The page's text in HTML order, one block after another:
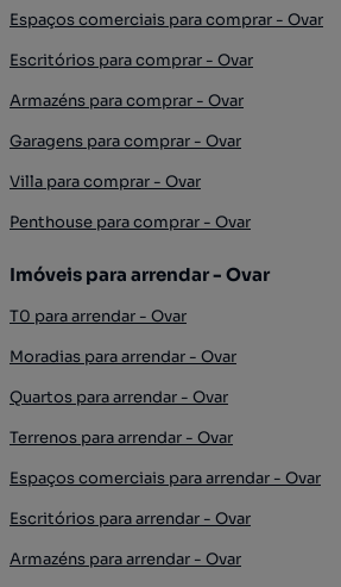
Espaços comerciais para comprar - Ovar
Escritórios para comprar - Ovar
Armazéns para comprar - Ovar
Garagens para comprar - Ovar
Villa para comprar - Ovar
Penthouse para comprar - Ovar
Imóveis para arrendar - Ovar
T0 para arrendar - Ovar
Moradias para arrendar - Ovar
Quartos para arrendar - Ovar
Terrenos para arrendar - Ovar
Espaços comerciais para arrendar - Ovar
Escritórios para arrendar - Ovar
Armazéns para arrendar - Ovar